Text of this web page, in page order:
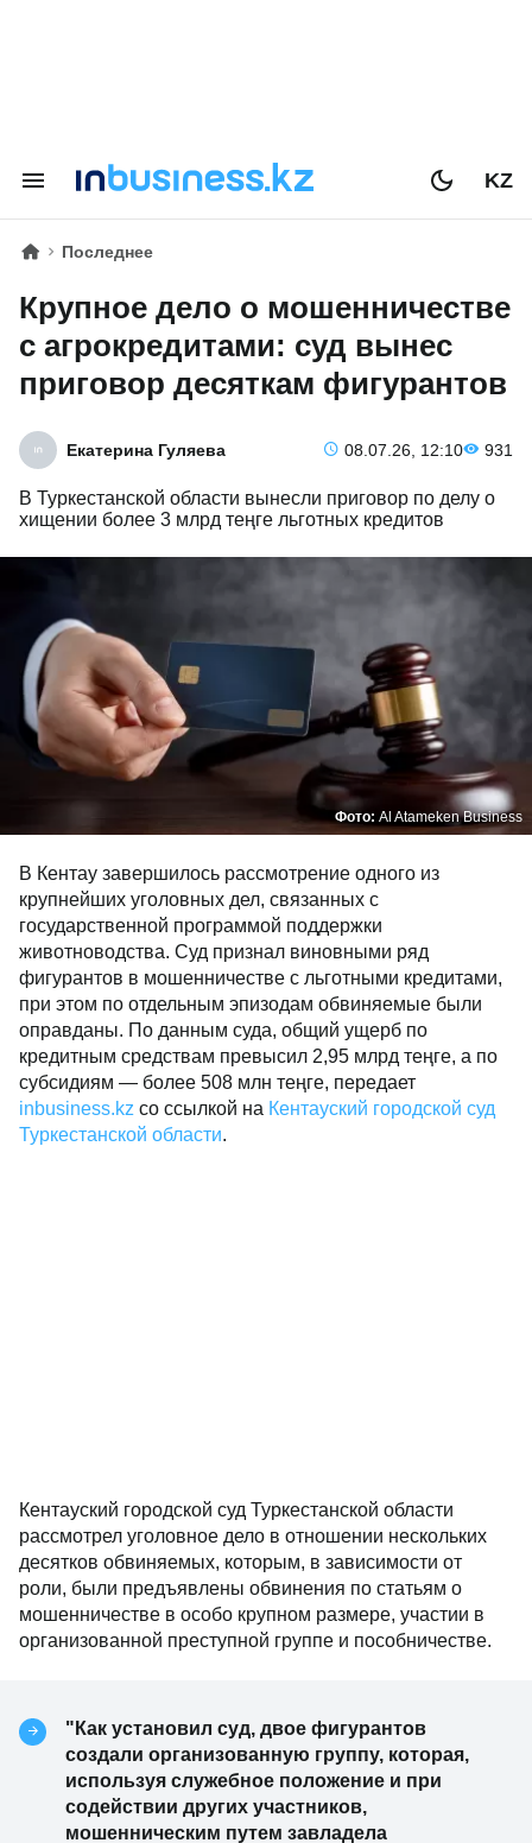
KZ
Последнее
Крупное дело о мошенничестве
с агрокредитами: суд вынес
приговор десяткам фигурантов
Екатерина Гуляева 08.07.26, 12:10 931
В Туркестанской области вынесли приговор по делу о
хищении более 3 млрд теңге льготных кредитов
Фото: Al Atameken Business
В Кентау завершилось рассмотрение одного из
крупнейших уголовных дел, связанных с
государственной программой поддержки
животноводства. Суд признал виновными ряд
фигурантов в мошенничестве с льготными кредитами,
при этом по отдельным эпизодам обвиняемые были
оправданы. По данным суда, общий ущерб по
кредитным средствам превысил 2,95 млрд теңге, а по
субсидиям — более 508 млн теңге, передает
inbusiness.kz со ссылкой на Кентауский городской суд
Туркестанской области.
Кентауский городской суд Туркестанской области
рассмотрел уголовное дело в отношении нескольких
десятков обвиняемых, которым, в зависимости от
роли, были предъявлены обвинения по статьям о
мошенничестве в особо крупном размере, участии в
организованной преступной группе и пособничестве.
"Как установил суд, двое фигурантов
создали организованную группу, которая,
используя служебное положение и при
содействии других участников,
мошенническим путем завладела